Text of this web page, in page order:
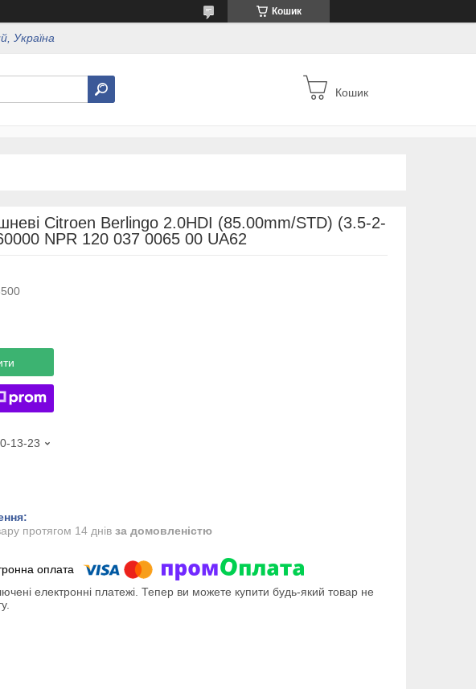
Кошик
Україна
Кошик
Citroen Berlingo 2.0HDI (85.00mm/STD) (3.5-2-
NPR 120 037 0065 00 UA62
13-23
протягом 14 днів за домовленістю
електронні платежі. Тепер ви можете купити будь-який товар не